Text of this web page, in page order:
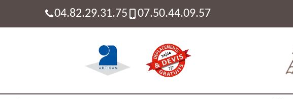
04.82.29.31.75 07.50.44.09.57